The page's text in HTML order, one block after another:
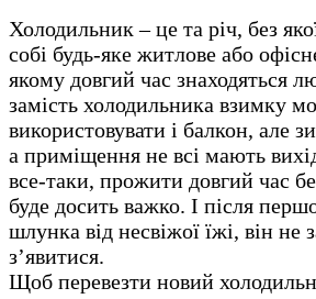
Холодильник – це та річ, без
собі будь-яке житлове або
якому довгий час знаходяться
замість холодильника взимку
використовувати і балкон, але
а приміщення не всі мають
все-таки, прожити довгий час
буде досить важко. І після
шлунка від несвіжої їжі, він не
з’явитися.
Щоб перевезти новий